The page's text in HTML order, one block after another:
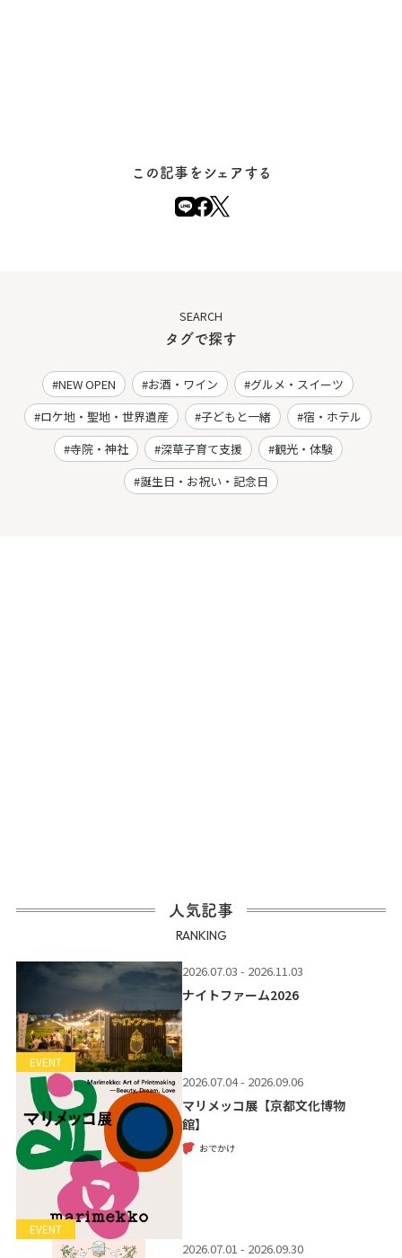
この記事をシェアする
SEARCH
タグで探す
NEW OPEN お酒・ワイン
グルメ・スイーツ
ロケ地・聖地・世界遺産
子どもと一緒
宿・ホテル
寺院・神社
深草子育て支援
観光・体験
誕生日・お祝い・記念日
人気記事
RANKING
EVENT
2026.07.03 - 2026.11.03
ナイトファーム2026
EVENT
2026.07.04 - 2026.09.06
マリメッコ展【京都文化博物
館】
おでかけ
2026.07.01 - 2026.09.30